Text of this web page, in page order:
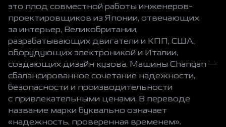
это плод совместной работы инженеров-
проектировщиков из Японии, отвечающих
за интерьер, Великобритании,
разрабатывающих двигатели и КПП, США,
оборудующих электроникой и Италии,
создающих дизайн кузова. Машины Changan —
сбалансированное сочетание надежности,
безопасности и производительности
с привлекательными ценами. В переводе
название марки буквально означает
«надежность, проверенная временем».